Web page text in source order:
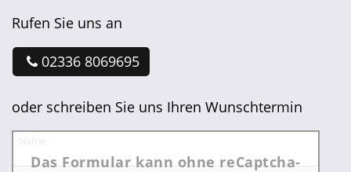
Rufen Sie uns an
02336 8069695
oder schreiben Sie uns Ihren Wunschtermin
Name
Das Formular kann ohne reCaptcha-